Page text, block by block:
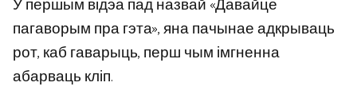
пагаворым пра гэта», яна пачынае адкрываць
рот, каб гаварыць, перш чым імгненна
абарваць кліп.